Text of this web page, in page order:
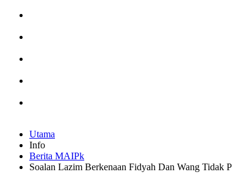
Utama
Info
Berita MAIPk
Soalan Lazim Berkenaan Fidyah Dan Wang Tidak